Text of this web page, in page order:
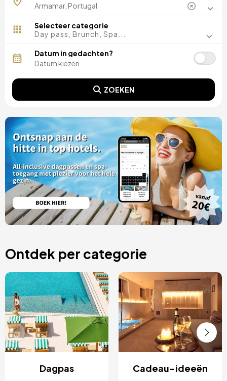
Selecteer categorie
Day pass, Brunch, Spa...
Datum in gedachten?
ZOEKEN
Ontdek per categorie
Dagpas Cadeau-ideeën